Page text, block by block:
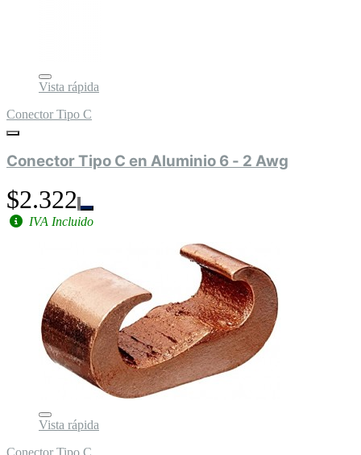
Vista rápida
Conector Tipo C
Conector Tipo C en Aluminio 6 - 2 Awg
$2.322
IVA Incluido
Vista rápida